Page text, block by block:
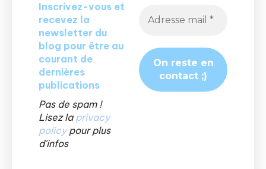
Inscrivez-vous et
recevez la
newsletter du
blog pour être au
courant de
dernières
publications
Pas de spam !
Lisez la privacy
policypour plus
d'infos